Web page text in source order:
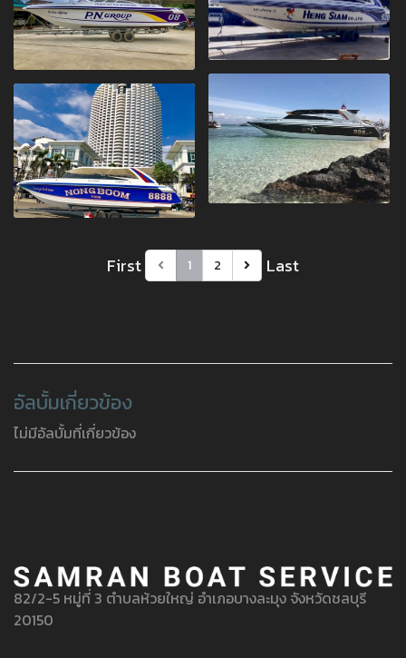
First 1 2 Last
อัลบั้มเกี่ยวข้อง
ไม่มีอัลบั้มที่เกี่ยวข้อง
82/2-5 หมู่ที่ 3 ตำบลห้วยใหญ่ อำเภอบางละมุง จังหวัดชลบุรี
20150